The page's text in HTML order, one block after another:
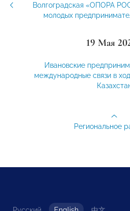
Волгоградская «ОПОРА
молодых
19 Мая
Ивановские
международные связи в
Региональное